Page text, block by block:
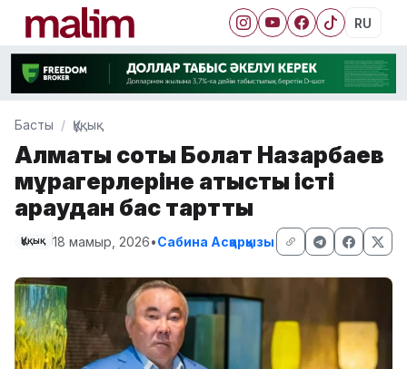
RU
Басты Құқық
Алматы соты Болат Назарбаев
мұрагерлеріне қатысты істі
қараудан бас тартты
Құқық 18 мамыр, 2026•Сабина Асқарқызы